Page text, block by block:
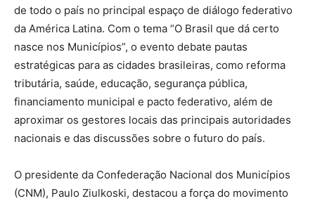
de todo o país no principal espaço de diálogo federativo
da América Latina. Com o tema “O Brasil que dá certo
nasce nos Municípios”, o evento debate pautas
estratégicas para as cidades brasileiras, como reforma
tributária, saúde, educação, segurança pública,
financiamento municipal e pacto federativo, além de
aproximar os gestores locais das principais autoridades
nacionais e das discussões sobre o futuro do país.
O presidente da Confederação Nacional dos Municípios
(CNM), Paulo Ziulkoski, destacou a força do movimento